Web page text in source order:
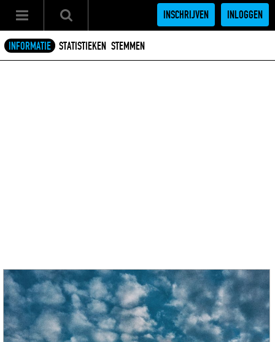
INSCHRIJVEN INLOGGEN
INFORMATIE STATISTIEKEN STEMMEN